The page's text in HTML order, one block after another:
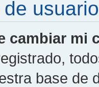
cambiar mi
base de